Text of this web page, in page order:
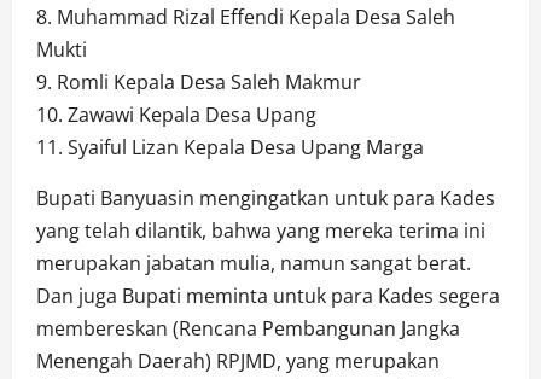
8. Muhammad Rizal Effendi Kepala Desa Saleh
Mukti
9. Romli Kepala Desa Saleh Makmur
10. Zawawi Kepala Desa Upang
11. Syaiful Lizan Kepala Desa Upang Marga
Bupati Banyuasin mengingatkan untuk para Kades
yang telah dilantik, bahwa yang mereka terima ini
merupakan jabatan mulia, namun sangat berat.
Dan juga Bupati meminta untuk para Kades segera
membereskan (Rencana Pembangunan Jangka
Menengah Daerah) RPJMD, yang merupakan